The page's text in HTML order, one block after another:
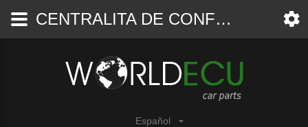
Piezas
del
Español
CENTRALITA DE CONFORT BSI CITROEN PEUGEOT 2.0 HDI JOHNSON CONTROLS 21676031-5B, 216760315B, 96 635 101 80, 9663510180, 281197280A - CAJA ELECTRICA - WorldECU